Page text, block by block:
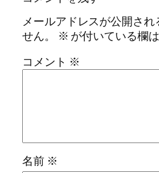
メールアドレスが公開され
せん。
※ が付いている欄
コメント ※
名前 ※